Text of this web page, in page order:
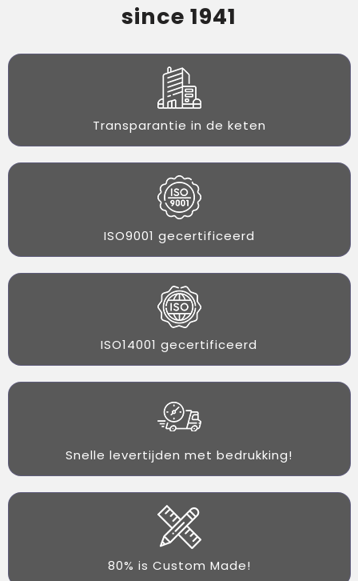
since 1941
Transparantie in de keten
ISO9001 gecertificeerd
ISO14001 gecertificeerd
Snelle levertijden met bedrukking!
80% is Custom Made!